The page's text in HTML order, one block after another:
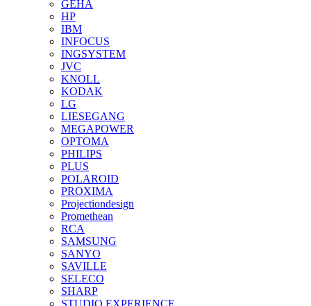
GEHA
HP
IBM
INFOCUS
INGSYSTEM
JVC
KNOLL
KODAK
LG
LIESEGANG
MEGAPOWER
OPTOMA
PHILIPS
PLUS
POLAROID
PROXIMA
Projectiondesign
Promethean
RCA
SAMSUNG
SANYO
SAVILLE
SELECO
SHARP
STUDIO EXPERIENCE